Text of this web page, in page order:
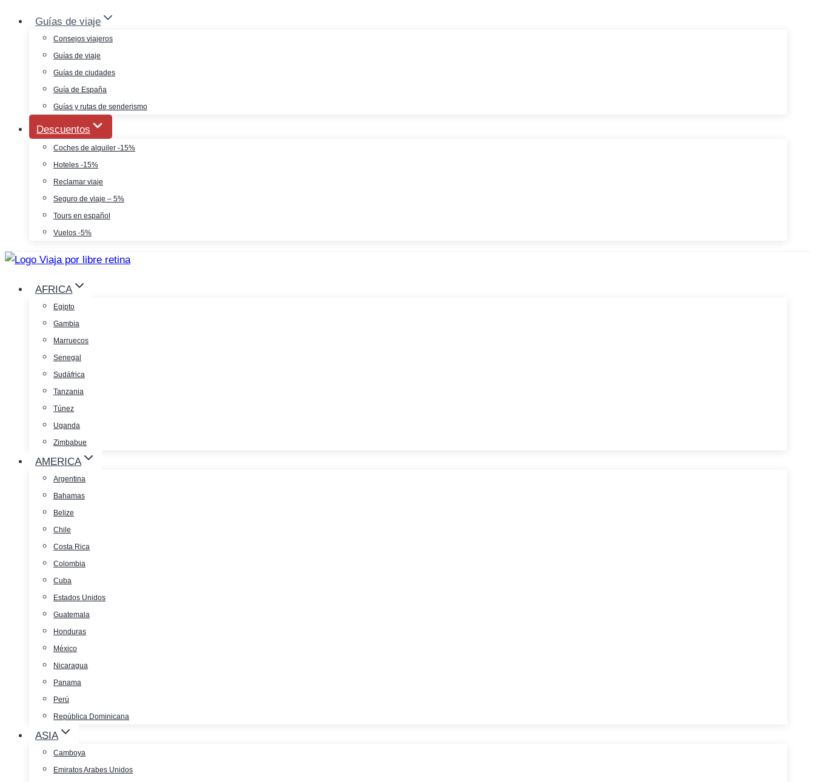
Saltar
contenido
Guías de viaje
Consejos viajeros
Guías de viaje
Guías de ciudades
Guía de España
Guías y rutas de senderismo
Descuentos
Coches de alquiler -15%
Hoteles -15%
Reclamar viaje
Seguro de viaje – 5%
Tours en español
Vuelos -5%
AFRICA
Egipto
Gambia
Marruecos
Senegal
Sudáfrica
Tanzania
Túnez
Uganda
Zimbabue
AMERICA
Argentina
Bahamas
Belize
Chile
Costa Rica
Colombia
Cuba
Estados Unidos
Guatemala
Honduras
México
Nicaragua
Panama
Perú
República Dominicana
ASIA
Camboya
Emiratos Arabes Unidos